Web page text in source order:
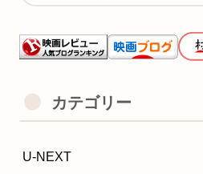
カテゴリー
U-NEXT